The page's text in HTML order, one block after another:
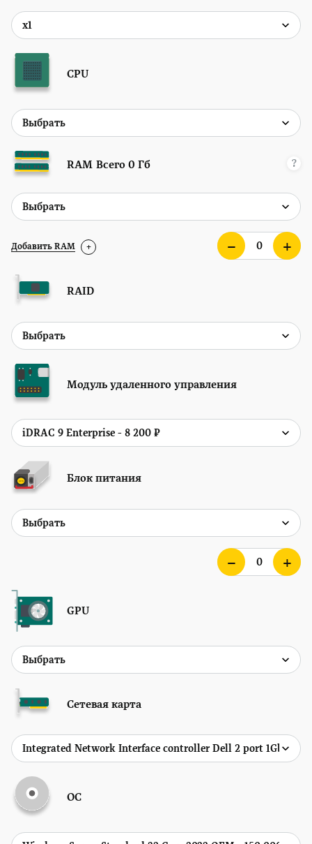
CPU
RAM Всего 0 Гб ?
Добавить RAM +
RAID
Модуль удаленного управления
Блок питания
GPU
Сетевая карта
ОС